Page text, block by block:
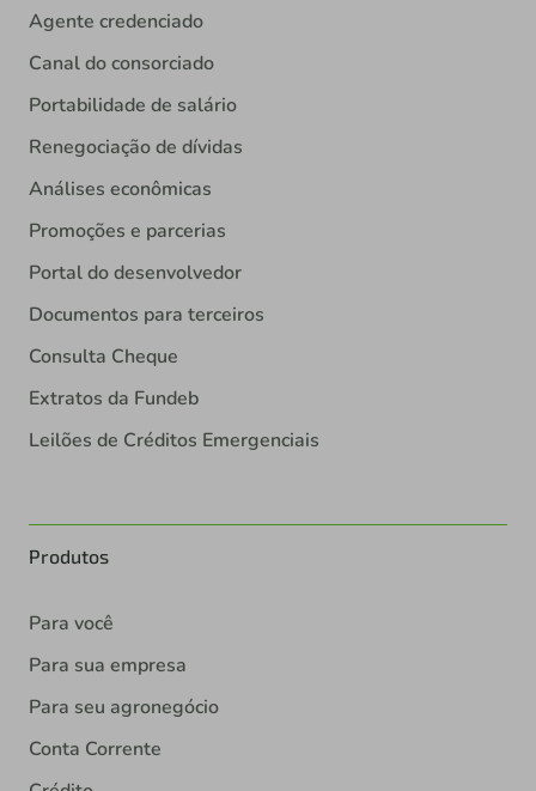
Agente credenciado
Canal do consorciado
Portabilidade de salário
Renegociação de dívidas
Análises econômicas
Promoções e parcerias
Portal do desenvolvedor
Documentos para terceiros
Consulta Cheque
Extratos da Fundeb
Leilões de Créditos Emergenciais
Produtos
Para você
Para sua empresa
Para seu agronegócio
Conta Corrente